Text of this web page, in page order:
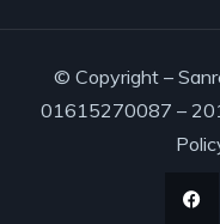
© Copyright –
01615270087 –